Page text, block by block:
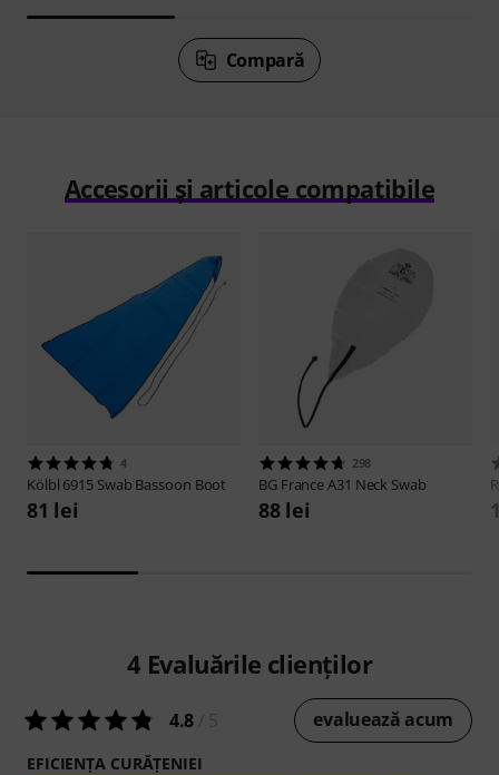
Compară
Accesorii și articole compatibile
4
Kölbl 6915 Swab Bassoon Boot
81 lei
298
BG FranceA31 Neck Swab
88 lei
4 Evaluările clienților
4.8 evaluează acum
EFICIENŢA CURĂŢENIEI